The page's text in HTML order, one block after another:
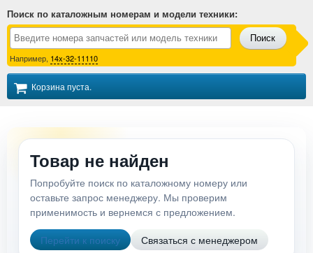
Поиск по каталожным номерам и модели техники:
Поиск
Например, 14x-32-11110
Корзина пуста.
Товар не найден
Попробуйте поиск по каталожному номеру или
оставьте запрос менеджеру. Мы проверим
применимость и вернемся с предложением.
Перейти к поиску
Связаться с менеджером